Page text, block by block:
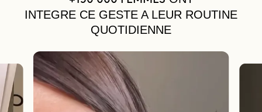
INTEGRE CE GESTE A LEUR ROUTINE
QUOTIDIENNE